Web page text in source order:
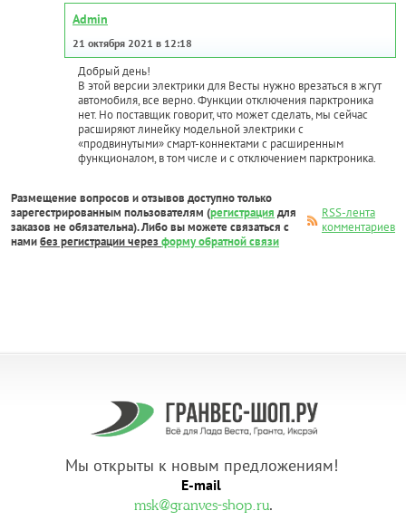
Admin
21 октября 2021 в 12:18
Добрый день!
В этой версии электрики для Весты нужно врезаться в жгут
автомобиля, все верно. Функции отключения парктроника
нет. Но поставщик говорит, что может сделать, мы сейчас
расширяют линейку модельной электрики с
«продвинутыми» смарт-коннектами с расширенным
функционалом, в том числе и с отключением парктроника.
Размещение вопросов и отзывов доступно только
зарегестрированным пользователям (регистрация для
заказов не обязательна). Либо вы можете связаться с
намибез регистрации через форму обратной связи
RSS-лента
комментариев
Мы открыты к новым предложениям!
E-mail
msk@granves-shop.ru.